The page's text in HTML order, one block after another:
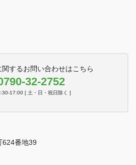
するお問い合わせはこちら
32-2752
17:00 [ 土・日・祝日除く ]
624番地39